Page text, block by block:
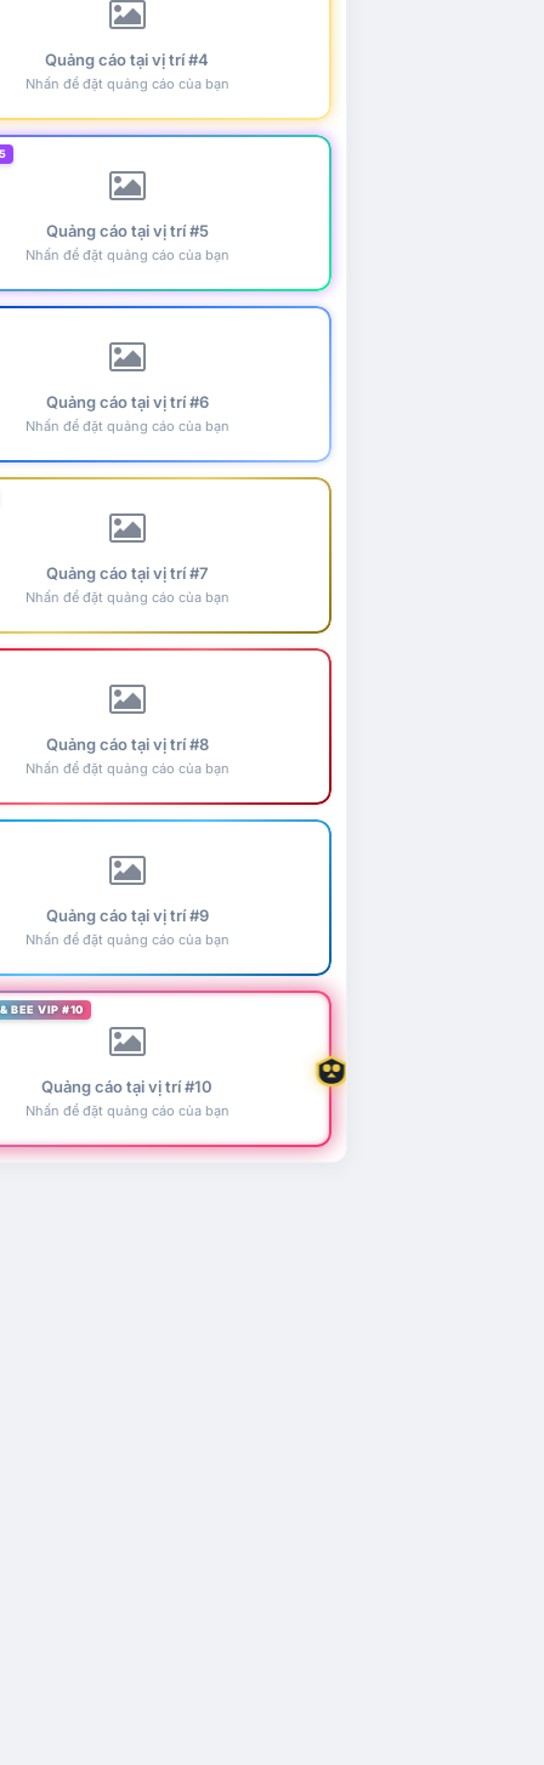
Quảng cáo tại vị trí #4
Nhấn để đặt quảng cáo của bạn
Quảng cáo tại vị trí #5
Nhấn để đặt quảng cáo của bạn
Quảng cáo tại vị trí #6
Nhấn để đặt quảng cáo của bạn
Quảng cáo tại vị trí #7
Nhấn để đặt quảng cáo của bạn
Quảng cáo tại vị trí #8
Nhấn để đặt quảng cáo của bạn
Quảng cáo tại vị trí #9
Nhấn để đặt quảng cáo của bạn
BEE VIP #10
Quảng cáo tại vị trí #10
Nhấn để đặt quảng cáo của bạn